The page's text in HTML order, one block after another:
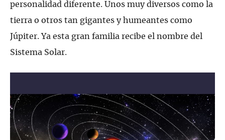
personalidad diferente. Unos muy diversos como la
tierra o otros tan gigantes y humeantes como
Júpiter. Ya esta gran familia recibe el nombre del
Sistema Solar.